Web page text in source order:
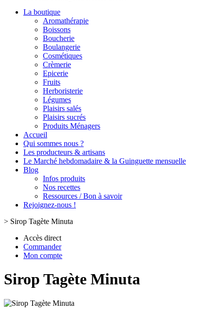
La boutique
Aromathérapie
Boissons
Boucherie
Boulangerie
Cosmétiques
Crèmerie
Epicerie
Fruits
Herboristerie
Légumes
Plaisirs salés
Plaisirs sucrés
Produits Ménagers
Accueil
Qui sommes nous ?
Les producteurs & artisans
Le Marché hebdomadaire & la Guinguette mensuelle
Blog
Infos produits
Nos recettes
Ressources / Bon à savoir
Rejoignez-nous !
> Sirop Tagète Minuta
Accès direct
Commander
Mon compte
Sirop Tagète Minuta